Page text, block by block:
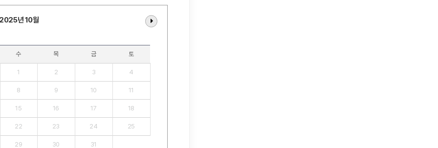
년 10월
수 목 금 토
1 2 3 4
8 9 10 11
15 16 17 18
22 23 24 25
29 30 31